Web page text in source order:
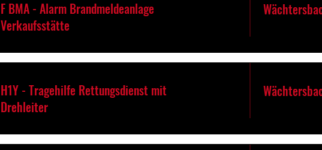
F BMA - Alarm Brandmeldeanlage
Verkaufsstätte
H1Y - Tragehilfe Rettungsdienst mit
Drehleiter